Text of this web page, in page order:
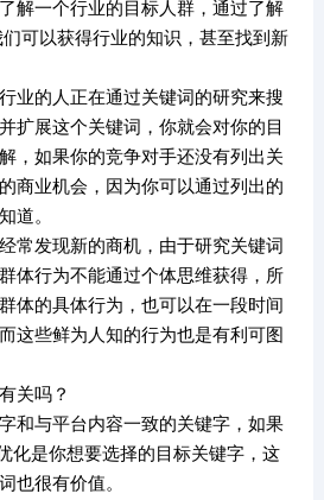
解一个行业的目标人群，通过了解
可以获得行业的知识，甚至找到新
业的人正在通过关键词的研究来搜
扩展这个关键词，你就会对你的目
，如果你的竞争对手还没有列出关
商业机会，因为你可以通过列出的
道。
常发现新的商机，由于研究关键词
体行为不能通过个体思维获得，所
体的具体行为，也可以在一段时间
这些鲜为人知的行为也是有利可图
关吗？
和与平台内容一致的关键字，如果
化是你想要选择的目标关键字，这
也很有价值。